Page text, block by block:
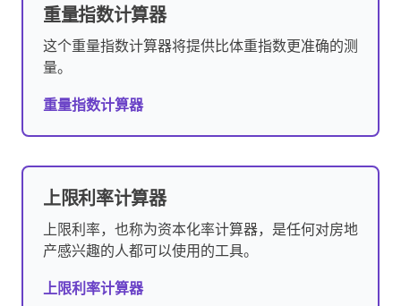
重量指数计算器
这个重量指数计算器将提供比体重指数更准确的测
量。
重量指数计算器
上限利率计算器
上限利率，也称为资本化率计算器，是任何对房地
产感兴趣的人都可以使用的工具。
上限利率计算器